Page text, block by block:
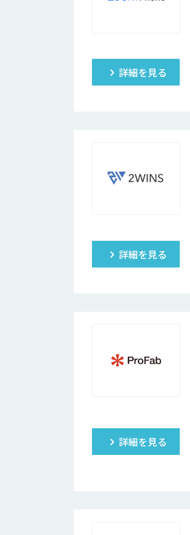
詳細を見る
詳細を見る
詳細を見る